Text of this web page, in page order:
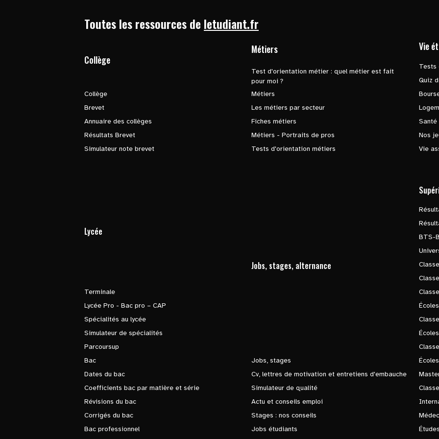
Toutes les ressources de letudiant.fr
Collège
Collège
Brevet
Annuaire des collèges
Résultats Brevet
Simulateur note brevet
Métiers
Test d'orientation métier : quel métier est fait
pour moi ?
Métiers
Les métiers par secteur
Fiches métiers
Métiers - Portraits de pros
Tests d'orientation métiers
Vie
Tests
Quiz
Santé
Nos
Vie
Lycée
Terminale
Lycée Pro - Bac pro – CAP
Spécialités au lycée
Simulateur de spécialités
Parcoursup
Bac
Dates du bac
Coefficients bac par matière et série
Révisions du bac
Corrigés du bac
Bac professionnel
Jobs, stages, alternance
Jobs, stages
Cv, lettres de motivation et entretiens d'embauche
Simulateur de qualité
Actu et conseils emploi
Stages : nos conseils
Jobs étudiants
BTS-